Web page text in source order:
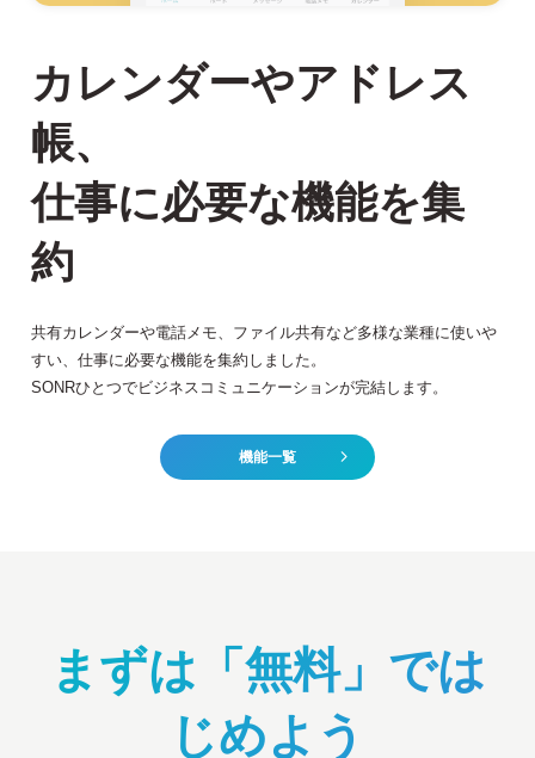
カレンダーやアドレス
帳、
仕事に必要な機能を集
約
共有カレンダーや電話メモ、ファイル共有など多様な業種に使いや
すい、仕事に必要な機能を集約しました。
SONRひとつでビジネスコミュニケーションが完結します。
機能一覧
まずは「無料」では
じめよう